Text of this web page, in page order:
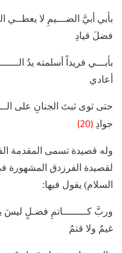
بأبي أبيَّ الضـــيمِ لا يعطــي
فضلَ قيادِ
بأبـــي فريداً أسلمته يدُ
أعادي
حتى ثوى ثبتَ الجنانِ على
جوادِ (20)
وله قصيدة تسمى المقدمة
لقصيدة الفرزدق المشهورة
السلام) يقول فيها:
وربَّ كــــــــاتمِ فضـلٍ
غيمٌ ولا قتمُ